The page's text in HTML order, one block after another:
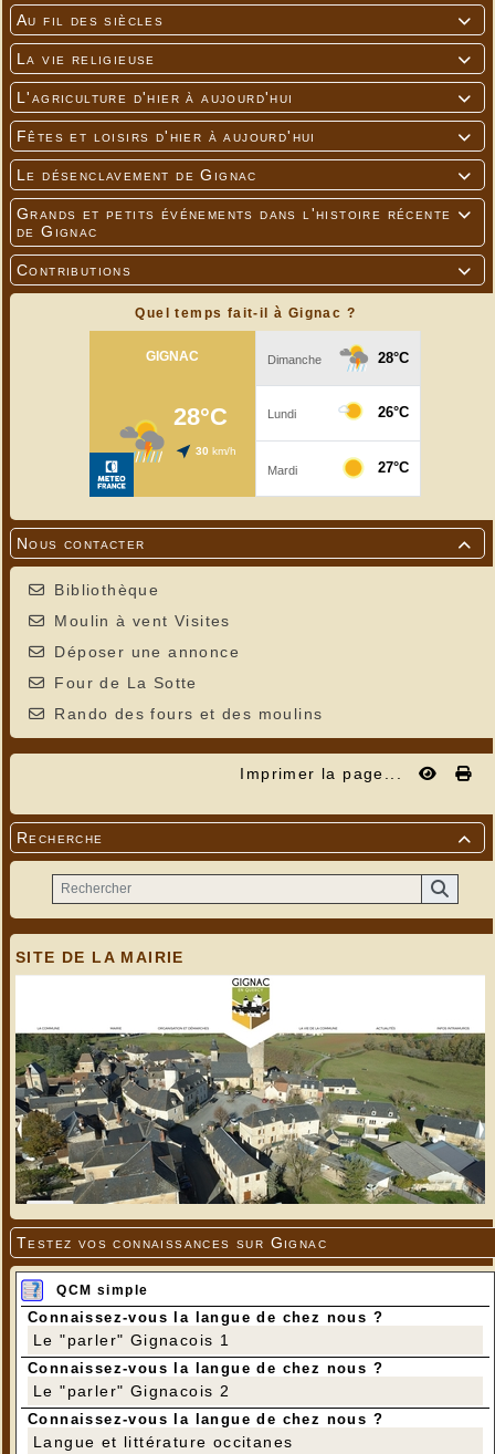

Au fil des siècles

La vie religieuse

L'agriculture d'hier à aujourd'hui

Fêtes et loisirs d'hier à aujourd'hui

Le désenclavement de Gignac

Grands et petits événements dans l'histoire récente
de Gignac

Contributions
Quel temps fait-il à Gignac ?

Nous contacter
Bibliothèque
Moulin à vent Visites
Déposer une annonce
Four de La Sotte
Rando des fours et des moulins
Imprimer la page...

Recherche
SITE DE LA MAIRIE
Testez vos connaissances sur Gignac
QCM simple
Connaissez-vous la langue de chez nous ?
Le "parler" Gignacois 1
Connaissez-vous la langue de chez nous ?
Le "parler" Gignacois 2
Connaissez-vous la langue de chez nous ?
Langue et littérature occitanes